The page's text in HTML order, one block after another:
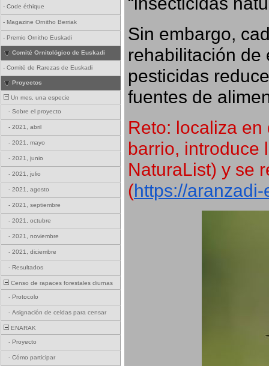
- Code éthique
- Magazine Ornitho Berriak
- Premio Ornitho Euskadi
Comité Ornitológico de Euskadi
- Comité de Rarezas de Euskadi
Proyectos
Un mes, una especie
- Sobre el proyecto
- 2021, abril
- 2021, mayo
- 2021, junio
- 2021, julio
- 2021, agosto
- 2021, septiembre
- 2021, octubre
- 2021, noviembre
- 2021, diciembre
- Resultados
Censo de rapaces forestales diurnas
- Protocolo
- Asignación de celdas para censar
ENARAK
- Proyecto
- Cómo participar
Sin embargo,
rehabilitación de
pesticidas
fuentes de
Reto: localiza
barrio, introduce
NaturaList) y se
(https://